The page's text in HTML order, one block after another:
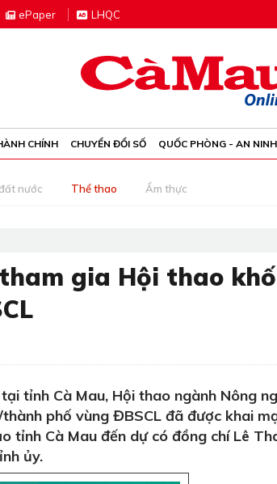
ePaper LHQC
CHÍNH CHUYỂN ĐỔI SỐ QUỐC PHÒNG - AN NINH
nước Thể thao Ẩm thực
gia Hội thao
tỉnh Cà Mau, Hội thao ngành Nông
phố vùng ĐBSCL đã được khai
tỉnh Cà Mau đến dự có đồng chí Lê
ủy.